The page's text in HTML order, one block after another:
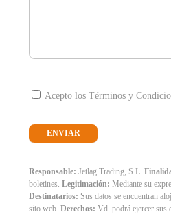
Acepto los Términos y
Responsable: Jetlag Trading, S.L.
boletines.Legitimación: Mediante su
Destinatarios: Sus datos se encuentran
sito web.Derechos: Vd. podrá ejercer sus